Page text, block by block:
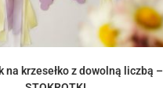
na krzesełko z dowolną liczbą –